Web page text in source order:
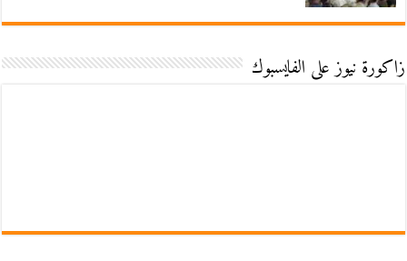
زاكورة نيوز على الفايسبوك